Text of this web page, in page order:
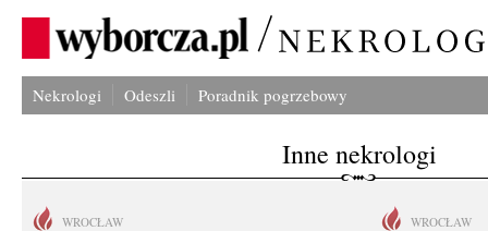
Nekrologi Odeszli Poradnik pogrzebowy
Inne nekrologi
WROCŁAW WROCŁAW